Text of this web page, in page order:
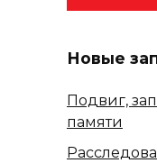
Новые
Подвиг,
памяти